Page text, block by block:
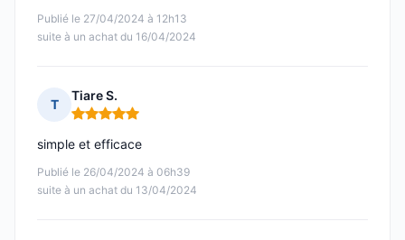
Publié le 27/04/2024 à 12h13
suite à un achat du 16/04/2024
T
Tiare S.
Note : 5 sur 5
Publié le 26/04/2024 à 06h39
suite à un achat du 13/04/2024
simple et efficace